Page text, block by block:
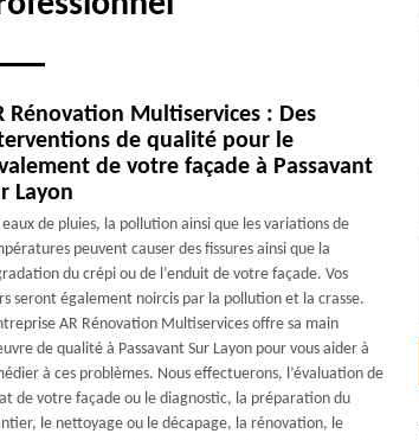
Rénovation Multiservices : Des
de qualité pour le
de votre façade à Passavant
Layon
eaux de pluies, la pollution ainsi que les variations de
peuvent causer des fissures ainsi que la
du crépi ou de l’enduit de votre façade. Vos
seront également noircis par la pollution et la crasse.
AR Rénovation Multiservices offre sa main
de qualité à Passavant Sur Layon pour vous aider à
à ces problèmes. Nous effectuerons, l’évaluation de
de votre façade ou le diagnostic, la préparation du
le nettoyage ou le décapage, la rénovation, le